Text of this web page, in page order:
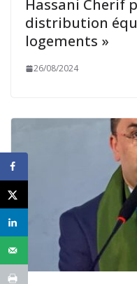
Hassani Cherif
distribution
logements »
26/08/2024